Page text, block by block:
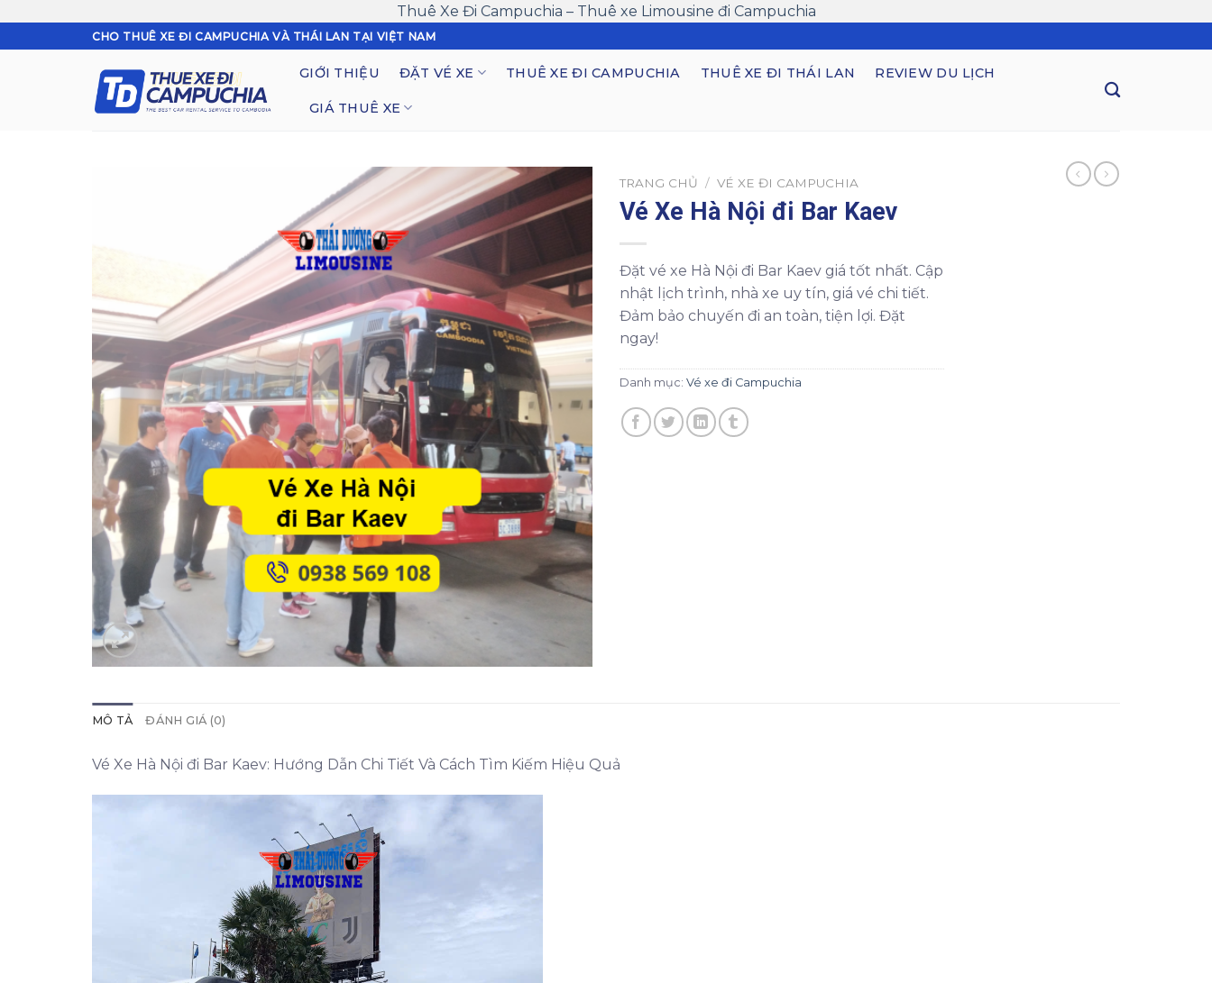
Thuê Xe Đi Campuchia – Thuê xe Limousine đi Campuchia
to
CHO THUÊ XE ĐI CAMPUCHIA VÀ THÁI LAN TẠI VIỆT NAM
GIỚI THIỆU ĐẶT VÉ XE THUÊ XE ĐI CAMPUCHIA THUÊ XE ĐI THÁI LAN REVIEW DU LỊCH
GIÁ THUÊ XE
TRANG CHỦ / VÉ XE ĐI CAMPUCHIA
Vé Xe Hà Nội đi Bar Kaev
Đặt vé xe Hà Nội đi Bar Kaev giá tốt nhất. Cập
nhật lịch trình, nhà xe uy tín, giá vé chi tiết.
Đảm bảo chuyến đi an toàn, tiện lợi. Đặt
ngay!
Danh mục: Vé xe đi Campuchia
MÔ TẢ ĐÁNH GIÁ (0)
Vé Xe Hà Nội đi Bar Kaev: Hướng Dẫn Chi Tiết Và Cách Tìm Kiếm Hiệu Quả